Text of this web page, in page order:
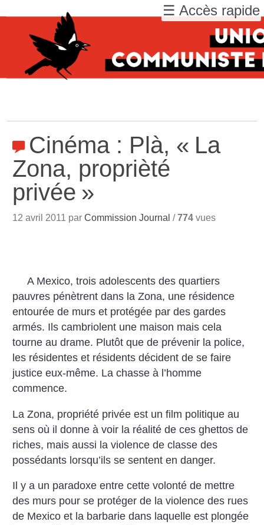
Cinéma : Plà, « La
Zona, proprièté
privée »
12 avril 2011 parCommission Journal /774 vues
A Mexico, trois adolescents des quartiers
pauvres pénètrent dans la Zona, une résidence
entourée de murs et protégée par des gardes
armés. Ils cambriolent une maison mais cela
tourne au drame. Plutôt que de prévenir la police,
les résidentes et résidents décident de se faire
justice eux-même. La chasse à l’homme
commence.
La Zona, propriété privée est un film politique au
sens où il donne à voir la réalité de ces ghettos de
riches, mais aussi la violence de classe des
possédants lorsqu’ils se sentent en danger.
Il y a un paradoxe entre cette volonté de mettre
des murs pour se protéger de la violence des rues
de Mexico et la barbarie dans laquelle est plongée
☰ Accès rapide